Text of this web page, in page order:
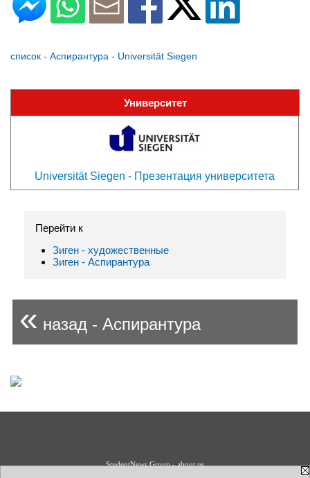
список - Аспирантура - Universität Siegen
Университет
Universität Siegen - Презентация университета
Перейти к
Зиген - художественные
Зиген - Аспирантура
« назад - Аспирантура
StudentNews Group - about us